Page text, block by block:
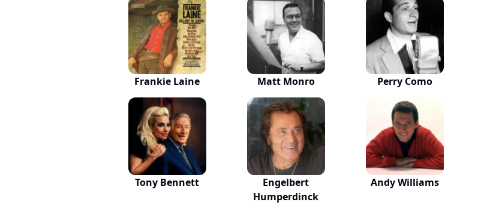
Frankie Laine Matt Monro Perry Como
Tony Bennett
Engelbert
Humperdinck
Andy Williams